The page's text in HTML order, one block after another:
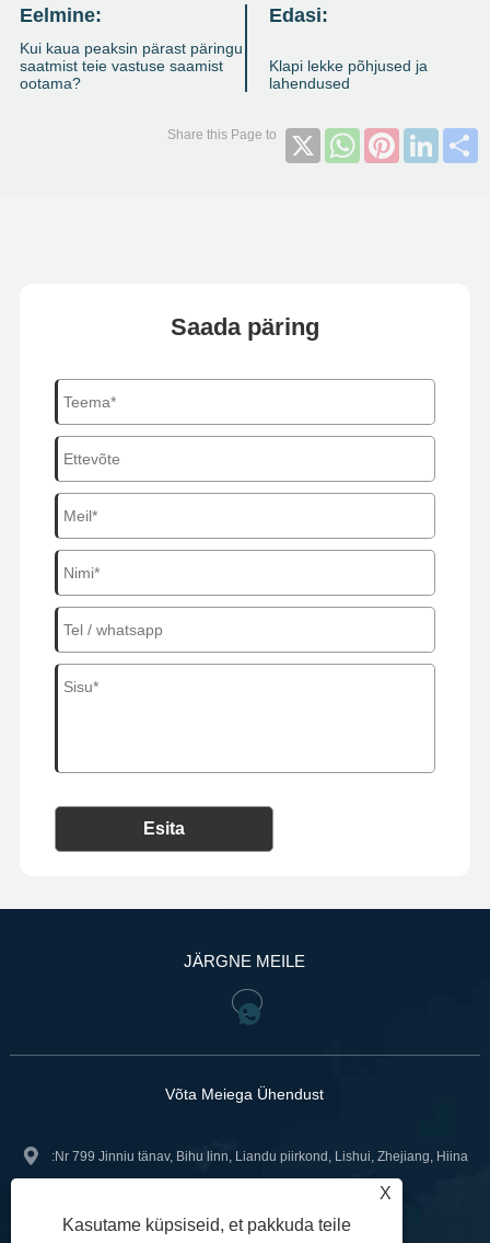
Eelmine:
Kui kaua peaksin pärast päringu
saatmist teie vastuse saamist
ootama?
Edasi:
Klapi lekke põhjused ja
lahendused
X WhatsAppPinterest
Saada päring
Esita
JÄRGNE MEILE
Võta Meiega Ühendust
:Nr 799 Jinniu tänav, Bihu linn, Liandu piirkond, Lishui, Zhejiang, Hiina
sales02@gntvalve.com
X
Kasutame küpsiseid, et pakkuda teile